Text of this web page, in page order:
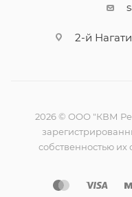
2-й
2026 © ООО "КВМ
собственностью их